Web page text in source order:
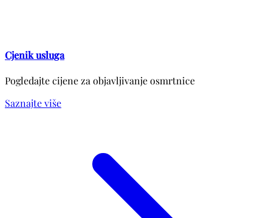
Cjenik usluga
Pogledajte cijene za objavljivanje osmrtnice
Saznajte više